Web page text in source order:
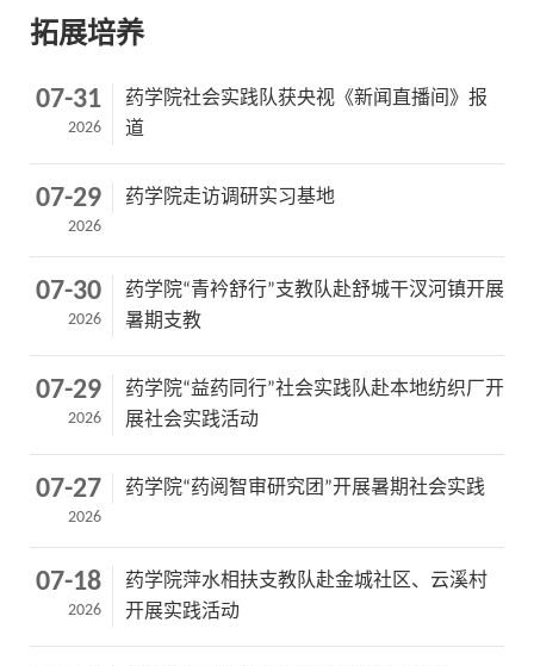
拓展培养
07-31
2026
药学院社会实践队获央视《新闻直播间》报
道
07-29
2026
药学院走访调研实习基地
07-30
2026
药学院“青衿舒行”支教队赴舒城干汊河镇开展
暑期支教
07-29
2026
药学院“益药同行”社会实践队赴本地纺织厂开
展社会实践活动
07-27
2026
药学院“药阅智审研究团”开展暑期社会实践
07-18
2026
药学院萍水相扶支教队赴金城社区、云溪村
开展实践活动